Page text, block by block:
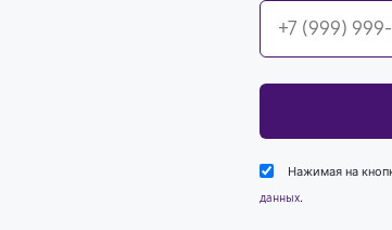
Нажимая на
данных.